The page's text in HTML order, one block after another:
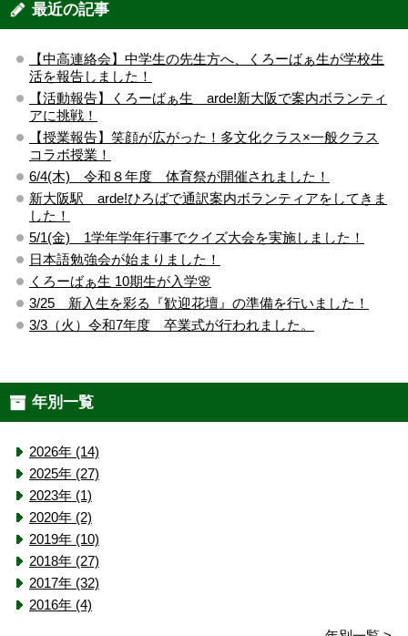
最近の記事
【中高連絡会】中学生の先生方へ、くろーばぁ生が学校生
活を報告しました！
【活動報告】くろーばぁ生 arde!新大阪で案内ボランティ
アに挑戦！
【授業報告】笑顔が広がった！多文化クラス×一般クラス
コラボ授業！
6/4(木) 令和８年度 体育祭が開催されました！
新大阪駅 arde!ひろばで通訳案内ボランティアをしてきま
した！
5/1(金) 1学年学年行事でクイズ大会を実施しました！
日本語勉強会が始まりました！
くろーばぁ生 10期生が入学🌸
3/25 新入生を彩る『歓迎花壇』の準備を行いました！
3/3（火）令和7年度 卒業式が行われました。
年別一覧
2026年 (14)
2025年 (27)
2023年 (1)
2020年 (2)
2019年 (10)
2018年 (27)
2017年 (32)
2016年 (4)